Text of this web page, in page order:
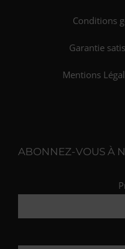
Conditions
Garantie
Mentions
ABONNEZ-VOUS À